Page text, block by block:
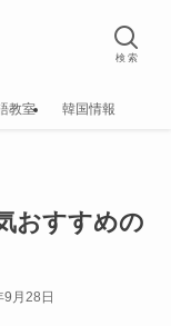
検 索
教室 韓国情報
おすすめの
9月28日